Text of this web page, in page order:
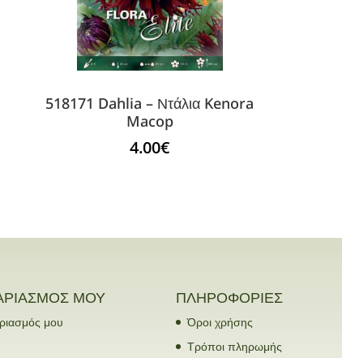
518171 Dahlia – Ντάλια Kenora
Macop
4.00€
ΜΟΥ
μου
ΠΛΗΡΟΦΟΡΙΕΣ
Όροι χρήσης
Τρόποι πληρωμής